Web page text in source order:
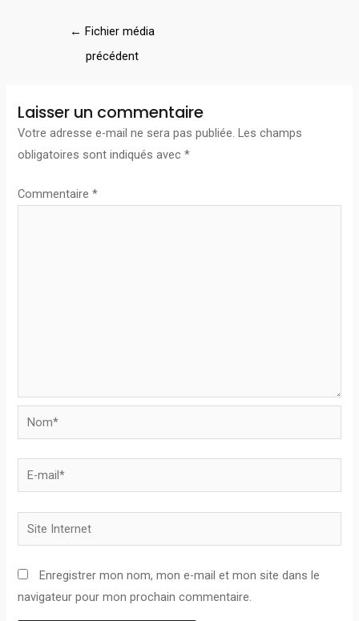
← Fichier média
précédent
Laisser un commentaire
Votre adresse e-mail ne sera pas publiée. Les champs
obligatoires sont indiqués avec*
Commentaire*
Nom*
E-
mail*
Site
Internet
Enregistrer mon nom, mon e-mail et mon site dans le
navigateur pour mon prochain commentaire.